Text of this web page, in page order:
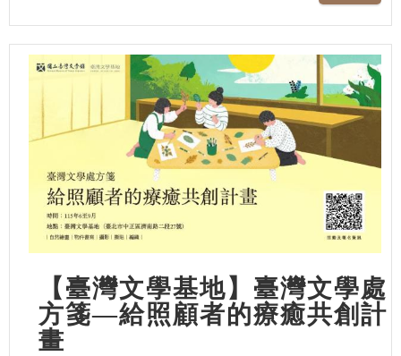
【臺灣文學基地】臺灣文學處
方箋—給照顧者的療癒共創計
畫